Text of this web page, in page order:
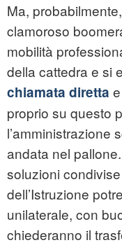
Ma,
clamoroso
mobilità
della cattedra e si
chiamata diretta
proprio su questo
l’amministrazione
andata nel
soluzioni
dell’Istruzione
unilaterale, con
chiederanno il